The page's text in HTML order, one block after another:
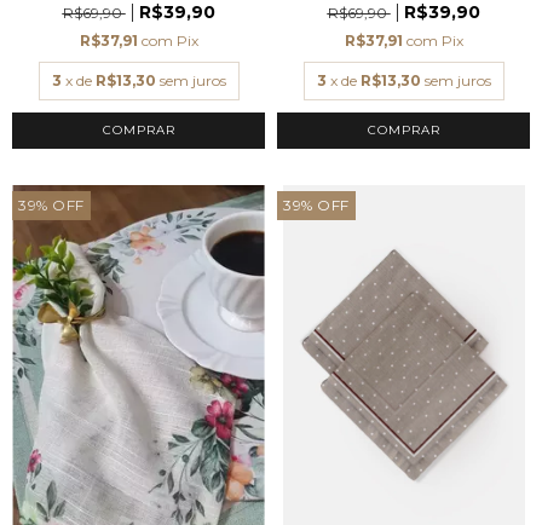
R$69,90
R$39,90
R$37,91 com Pix
3 x de R$13,30 sem juros
R$69,90
R$39,90
R$37,91 com Pix
3 x de R$13,30 sem juros
39% OFF 39% OFF